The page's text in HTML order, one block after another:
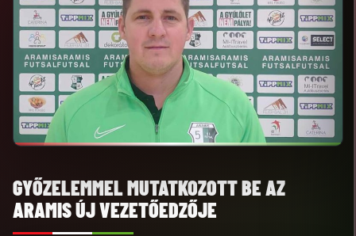
GYŐZELEMMEL MUTATKOZOTT BE AZ
ARAMIS ÚJ VEZETŐEDZŐJE